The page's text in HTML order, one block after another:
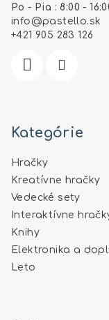
Po - Pia : 8:00 -
info @pastello.sk
+421 905 283 126
Kategórie
Hračky
Kreatívne hračky
Vedecké sety
Interaktívne
Knihy
Elektronika a
Leto